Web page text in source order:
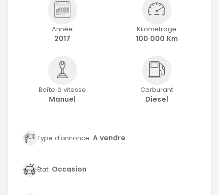
Année
2017
Kilométrage
100 000 Km
Boîte à vitesse
Manuel
Carburant
Diesel
Type d'annonce :A vendre
État :Occasion